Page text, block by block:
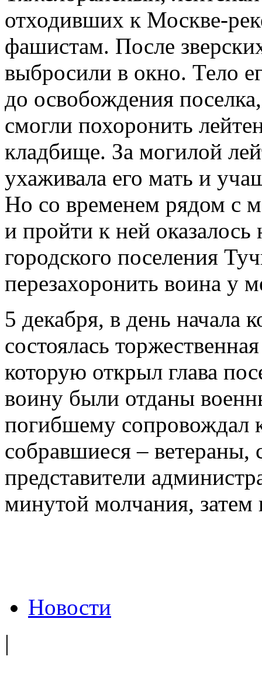
отходивших к Москве-
фашистам. После
выбросили в окно. Тело
до освобождения
смогли похоронить
кладбище. За могилой
ухаживала его мать и
Но со временем рядом с
и пройти к ней
городского поселения
перезахоронить воина у
5 декабря, в день начала
состоялась
которую открыл глава
воину были отданы
погибшему сопровождал
собравшиеся – ветераны,
представители
минутой молчания,
Новости
|